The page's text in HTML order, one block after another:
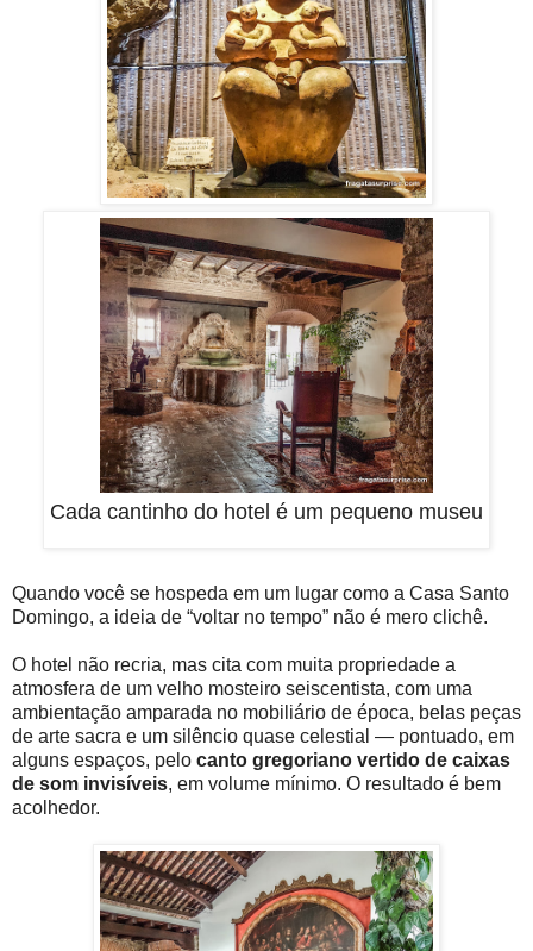
Cada cantinho do hotel é um pequeno museu
Quando você se hospeda em um lugar como a Casa Santo
Domingo, a ideia de “voltar no tempo” não é mero clichê.
O hotel não recria, mas cita com muita propriedade a
atmosfera de um velho mosteiro seiscentista, com uma
ambientação amparada no mobiliário de época, belas peças
de arte sacra e um silêncio quase celestial — pontuado, em
alguns espaços, pelo canto gregoriano vertido de caixas
de som invisíveis, em volume mínimo. O resultado é bem
acolhedor.